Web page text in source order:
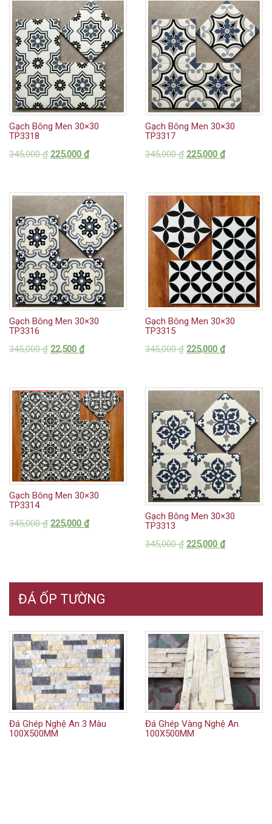
Gạch Bông Men 30×30
TP3318
345,000₫ 225,000 ₫
Gạch Bông Men 30×30
TP3317
345,000₫ 225,000 ₫
Gạch Bông Men 30×30
TP3316
345,000₫ 22,500 ₫
Gạch Bông Men 30×30
TP3315
345,000₫ 225,000 ₫
Gạch Bông Men 30×30
TP3314
345,000₫ 225,000 ₫
Gạch Bông Men 30×30
TP3313
345,000₫ 225,000 ₫
ĐÁ ỐP TƯỜNG
Đá Ghép Nghệ An 3 Màu
100X500MM
Đá Ghép Vàng Nghệ An
100X500MM